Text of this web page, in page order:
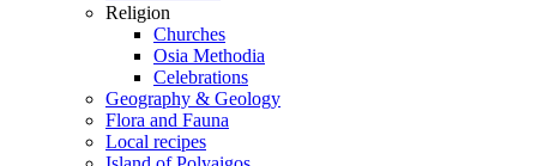
Religion
Churches
Osia Methodia
Celebrations
Geography & Geology
Flora and Fauna
Local recipes